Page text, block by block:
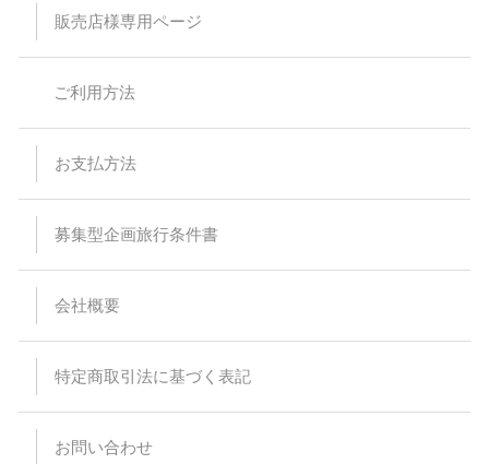
特に記載のない限り、バス車内にトイレはついておりません。
バスの乗車運賃は予告なく変更になる場合があります。予約受
付後または旅行代金をお支払い頂いた後に運賃が変更された場
ちすることは出来ません。停留所または集合場所に時間までに
お見えにならない場合でもバス乗務員及び受付係員からのご連
場所にて停留所の案内を致します。尚、受付を済ませた後でも
来ません。
ので、予めご了承ください。
より予定通り運行できない場合がございます。また、その為に
れませんので予めご了承ください。
バスのトランクに預けれる荷物は三辺（タテ・ヨコ・高さ）の
りたたみ自転車などの大きな荷物、ペット等はお断りしていま
販売店様専用ページ
ご利用方法
お支払方法
募集型企画旅行条件書
会社概要
特定商取引法に基づく表記
お問い合わせ